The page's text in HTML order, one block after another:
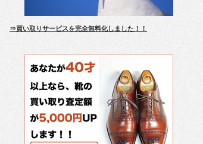
⇒買い取りサービスを完全無料化しました！！